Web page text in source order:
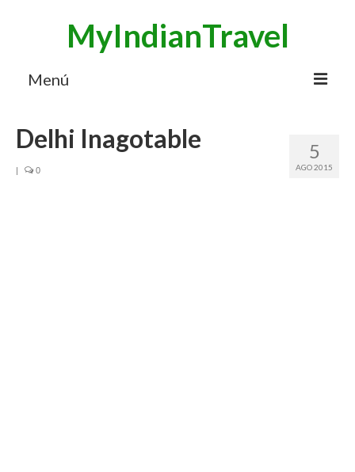
MyIndianTravel
Menú
MI BLOG VIAJES INDIA 5
AGO 2015
Delhi Inagotable
| 0